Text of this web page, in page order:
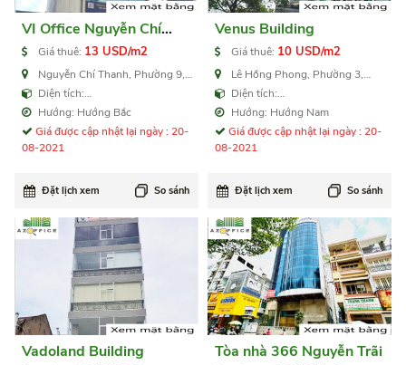
VI Office Nguyễn Chí
Thanh
Giá thuê: 13 USD/m2
Nguyễn Chí Thanh, Phường 9,
Quận 5Diện tích:
30,40,50,60,80,90,100,220 m2
Hướng: Hướng Bắc
Giá được cập nhật lại ngày : 20-
08-2021
Đặt lịch xem So sánh
Venus Building
Giá thuê: 10 USD/m2
Lê Hồng Phong, Phường 3,
Quận 5Diện tích:
135,270,405,540,1.200 m2
Hướng: Hướng Nam
Giá được cập nhật lại ngày : 20-
08-2021
Đặt lịch xem So sánh
Vadoland Building Tòa nhà 366 Nguyễn Trãi